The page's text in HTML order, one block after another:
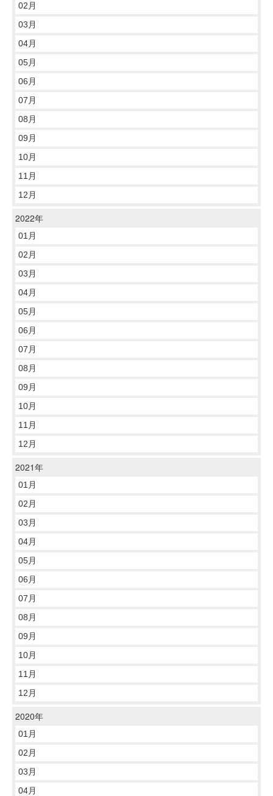
02月
03月
04月
05月
06月
07月
08月
09月
10月
11月
12月
2022年
01月
02月
03月
04月
05月
06月
07月
08月
09月
10月
11月
12月
2021年
01月
02月
03月
04月
05月
06月
07月
08月
09月
10月
11月
12月
2020年
01月
02月
03月
04月